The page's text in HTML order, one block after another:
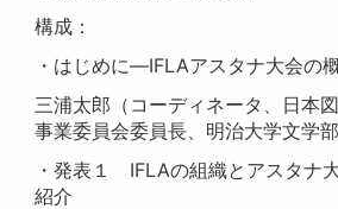
構成：
・はじめに―IFLAアスタナ大会の
三浦太郎（コーディネータ、日本
事業委員会委員長、明治大学文学部
・発表１ IFLAの組織とアスタナ
紹介